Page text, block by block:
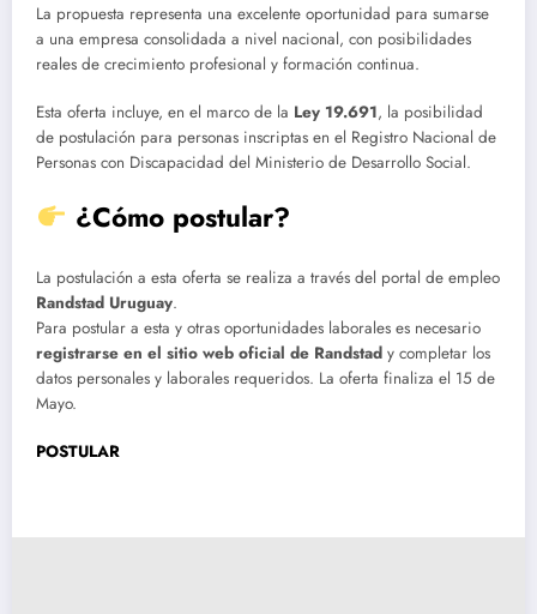
La propuesta representa una excelente oportunidad para sumarse
a una empresa consolidada a nivel nacional, con posibilidades
reales de crecimiento profesional y formación continua.
Esta oferta incluye, en el marco de la Ley 19.691, la posibilidad
de postulación para personas inscriptas en el Registro Nacional de
Personas con Discapacidad del Ministerio de Desarrollo Social.
¿Cómo postular?
La postulación a esta oferta se realiza a través del portal de empleo
Randstad Uruguay.
Para postular a esta y otras oportunidades laborales es necesario
registrarse en el sitio web oficial de Randstad y completar los
datos personales y laborales requeridos. La oferta finaliza el 15 de
Mayo.
POSTULAR